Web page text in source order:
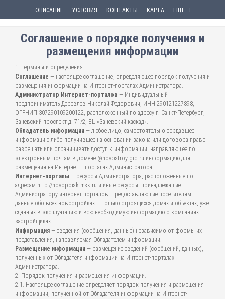
ОПИСАНИЕ УСЛОВИЯ КОНТАКТЫ КАРТА ЕЩЕ
Соглашение о порядке получения и
размещения информации
1. Термины и определения.
Соглашение — настоящее соглашение, определяющее порядок получения и
размещения информации на Интернет-порталах Администратора.
Администратор Интернет-порталов — Индивидуальный
предприниматель Деревлев Николай Федорович, ИНН 290121227898,
ОГРНИП 307290109200122, расположенный по адресу г. Санкт-Петербург,
Заневский проспект д. 71/2, БЦ «Заневский каскад».
Обладатель информации — любое лицо, самостоятельно создавшее
информацию либо получившее на основании закона или договора право
разрешать или ограничивать доступ к информации, направляющее по
электронным почтам в домене @novostroy-gid.ru информацию для
размещения на Интернет – порталах Администратора.
Интернет-порталы — ресурсы Администратора, расположенные по
адресам http://novopoisk.msk.ru и иные ресурсы, принадлежащие
Администратору интернет-порталов, предоставляющие посетителям
данные обо всех новостройках — только строящихся домах и объектах, уже
сданных в эксплуатацию и всю необходимую информацию о компаниях-
застройщиках.
Информация — сведения (сообщения, данные) независимо от формы их
представления, направляемая Обладателем информации.
Размещение информации — размещение сведений (сообщений, данных),
полученных от Обладателя информации на Интернет-порталах
Администратора.
2. Порядок получения и размещения информации.
2.1. Настоящее соглашение определяет порядок получения и размещения
информации, полученной от Обладателя информации на Интернет-